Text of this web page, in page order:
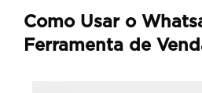
Como Usar o
Ferramenta de